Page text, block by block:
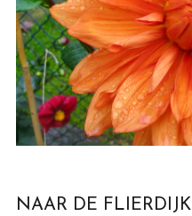
NAAR DE FLIERDIJK